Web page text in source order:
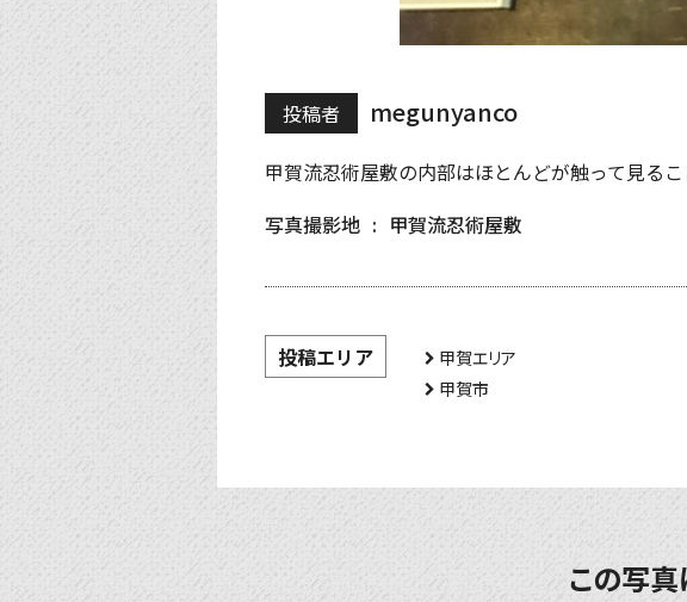
投稿者 megunyanco
甲賀流忍術屋敷の内部はほとんどが触って見る
写真撮影地
甲賀流忍術屋敷
投稿エリア
甲賀エリア
甲賀市
この写